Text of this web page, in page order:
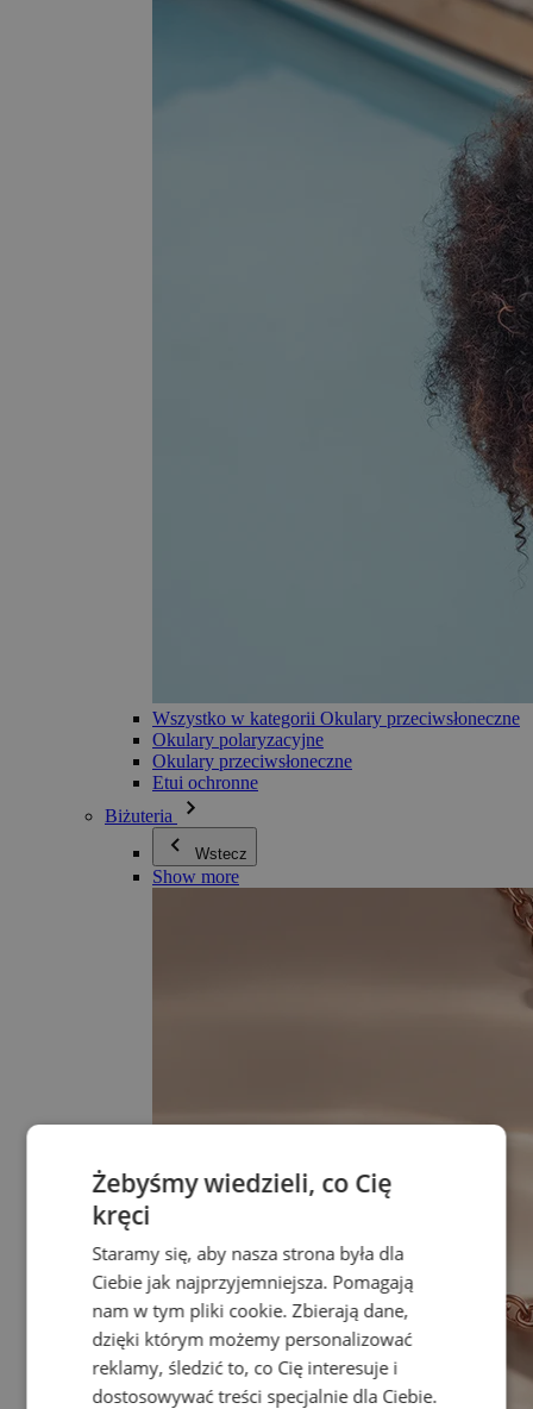
Wszystko w kategorii Okulary przeciwsłoneczne
Okulary polaryzacyjne
Okulary przeciwsłoneczne
Etui ochronne
Biżuteria
Wstecz
Show more
Żebyśmy wiedzieli, co Cię
kręci
Staramy się, aby nasza strona była dla
Ciebie jak najprzyjemniejsza. Pomagają
nam w tym pliki cookie. Zbierają dane,
dzięki którym możemy personalizować
reklamy, śledzić to, co Cię interesuje i
dostosowywać treści specjalnie dla Ciebie.